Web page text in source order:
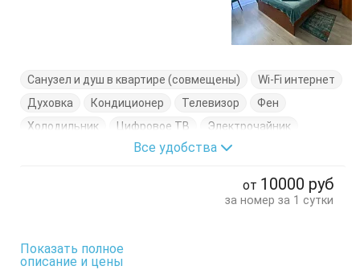
Санузел и душ в квартире (совмещены)
Wi-Fi интернет
Духовка
Кондиционер Телевизор
Фен
Холодильник
Цифровое ТВ
Электрочайник
Диван-кровать
Журнальный столик
Рабочий стол
Стол
Все удобства
от 10000 руб
за номер за 1 сутки
Показать полное
описание и цены